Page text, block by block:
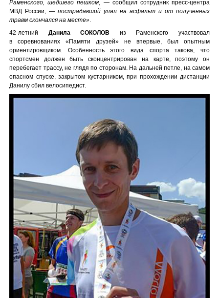
Раменского, шедшего пешком , — сообщил сотрудник пресс-центра
МВД России, — пострадавший упал на асфальт и от полученных
травм скончался на месте»
42-летний Данила СОКОЛОВ из Раменского участвовал
в соревнованиях «Памяти друзей» не впервые, был опытным
ориентировщиком. Особенность этого вида спорта такова, что
спортсмен должен быть сконцентрирован на карте, поэтому он
перебегает трассу, не глядя по сторонам. На дальней петле, на самом
опасном спуске, закрытом кустарником, при прохождении дистанции
Данилу сбил велосипедист.